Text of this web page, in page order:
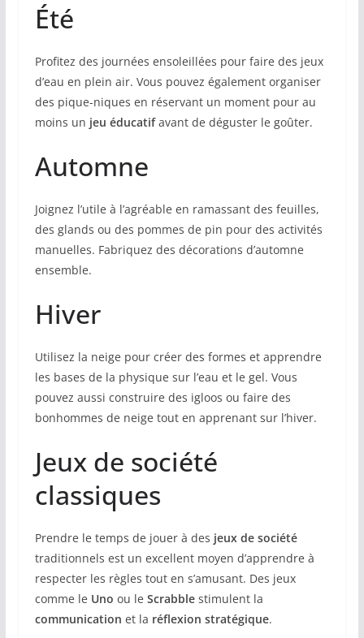
Été
Profitez des journées ensoleillées pour faire des jeux
d’eau en plein air. Vous pouvez également organiser
des pique-niques en réservant un moment pour au
moins un jeu éducatifavant de déguster le goûter.
Automne
Joignez l’utile à l’agréable en ramassant des feuilles,
des glands ou des pommes de pin pour des activités
manuelles. Fabriquez des décorations d’automne
ensemble.
Hiver
Utilisez la neige pour créer des formes et apprendre
les bases de la physique sur l’eau et le gel. Vous
pouvez aussi construire des igloos ou faire des
bonhommes de neige tout en apprenant sur l’hiver.
Jeux de société
classiques
Prendre le temps de jouer à des jeux de société
traditionnels est un excellent moyen d’apprendre à
respecter les règles tout en s’amusant. Des jeux
comme le Uno ou le Scrabblestimulent la
communication et la réflexion stratégique.